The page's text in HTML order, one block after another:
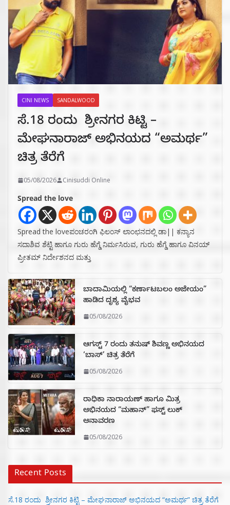
CINI NEWS SANDALWOOD
ಸೆ.18 ರಂದು ಶ್ರೀನಗರ ಕಿಟ್ಟಿ –
ಮೇಘನಾರಾಜ್ ಅಭಿನಯದ “ಅಮರ್ಥ”
ಚಿತ್ರ ತೆರೆಗೆ
05/08/2026 Cinisuddi Online
Spread the love
Spread the loveಪಂಚರಂಗಿ ಫಿಲಂಸ್ ಲಾಂಛನದಲ್ಲಿ ಡಾ|| ಕನ್ಯಾನ
ಸದಾಶಿವ ಶೆಟ್ಟಿ ಹಾಗೂ ಗುರು ಹೆಗ್ಡೆ ನಿರ್ಮಸಿರುವ, ಗುರು ಹೆಗ್ಡೆ ಹಾಗೂ ವಿನಯ್
ಪ್ರೀತಮ್ ನಿರ್ದೇಶನದ ಮತ್ತು
ಬಾದಾಮಿಯಲ್ಲಿ “ಕರ್ಣಾಟಬಲಂ ಅಜೇಯಂ”
ಹಾಡಿದ ದೃಶ್ಯ ವೈಭವ
05/08/2026
ಆಗಸ್ಟ್ 7 ರಂದು ತನುಷ್ ಶಿವಣ್ಣ ಅಭಿನಯದ
‘ಬಾಸ್’ ಚಿತ್ರ ತೆರೆಗೆ
05/08/2026
ರಾಧಿಕಾ ನಾರಾಯಣ್ ಹಾಗೂ ಮಿತ್ರ
ಅಭಿನಯದ “ಮಹಾನ್” ಫಸ್ಟ್ ಲುಕ್
ಅನಾವರಣ
05/08/2026
Recent Posts
ಸೆ.18 ರಂದು ಶ್ರೀನಗರ ಕಿಟ್ಟಿ – ಮೇಘನಾರಾಜ್ ಅಭಿನಯದ “ಅಮರ್ಥ” ಚಿತ್ರ ತೆರೆಗೆ